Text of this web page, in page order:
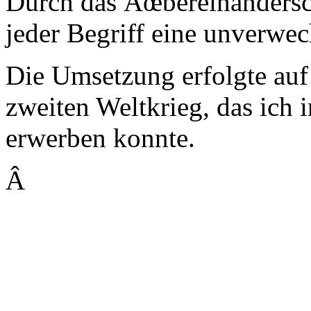
jeder Begriff eine
Die Umsetzung erfolgte
zweiten Weltkrieg, das ich
erwerben konnte.
Â